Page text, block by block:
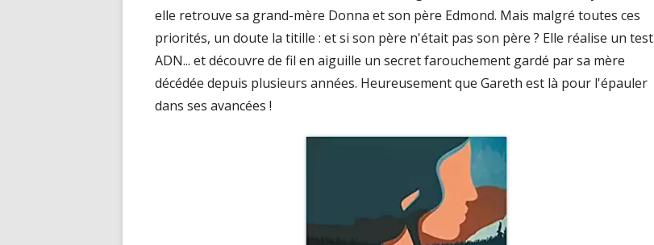
elle retrouve sa grand-mère Donna et son père Edmond. Mais malgré toutes ces
priorités, un doute la titille : et si son père n'était pas son père ? Elle réalise un test
ADN... et découvre de fil en aiguille un secret farouchement gardé par sa mère
décédée depuis plusieurs années. Heureusement que Gareth est là pour l'épauler
dans ses avancées !